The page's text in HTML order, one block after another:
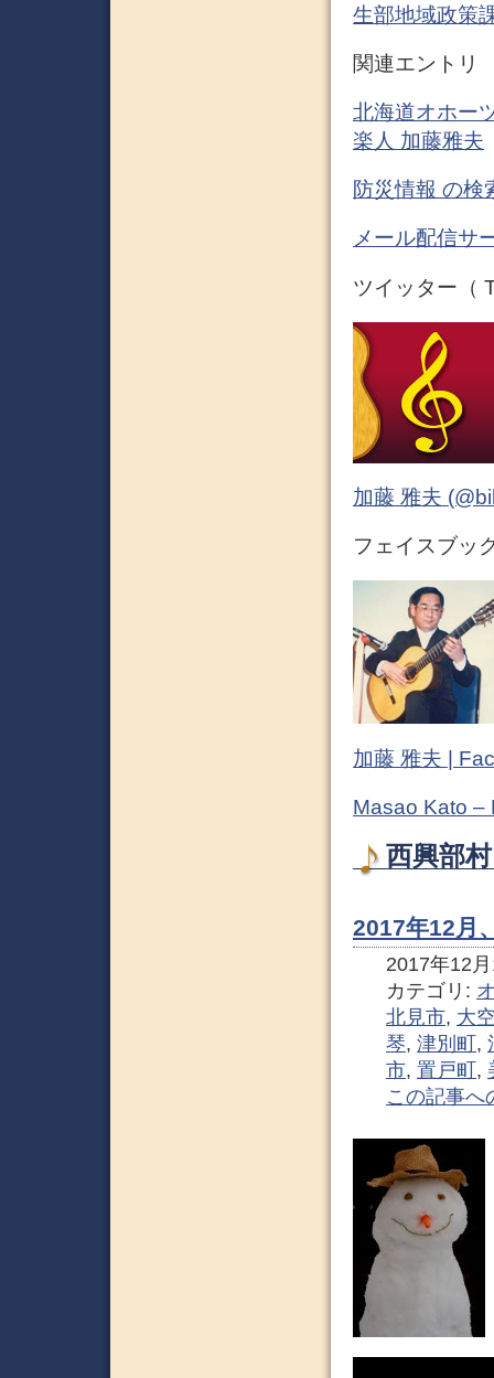
生部地域政策
関連エントリ
北海道オホー
楽人 加藤雅夫
防災情報 の検
メール配信サ
ツイッター（
加藤 雅夫
フェイスブッ
加藤 雅夫 |
Masao Kato –
西興部
2017年12月
2017年12
カテゴリ:
北見市, 大
琴, 津別町,
市, 置戸町,
この記事へ